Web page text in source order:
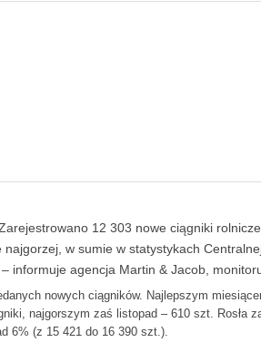
12 303 nowe ciągniki
w sumie w statystykach
informuje agencja Martin & Jacob,
nowych ciągników. Najlepszym
najgorszym zaś listopad – 610 szt. Rosła
6% (z 15 421 do 16 390 szt.).